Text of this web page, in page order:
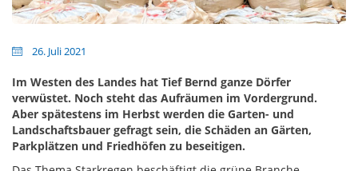
26. Juli 2021
Im Westen des Landes hat Tief Bernd ganze Dörfer
verwüstet. Noch steht das Aufräumen im Vordergrund.
Aber spätestens im Herbst werden die Garten- und
Landschaftsbauer gefragt sein, die Schäden an Gärten,
Parkplätzen und Friedhöfen zu beseitigen.